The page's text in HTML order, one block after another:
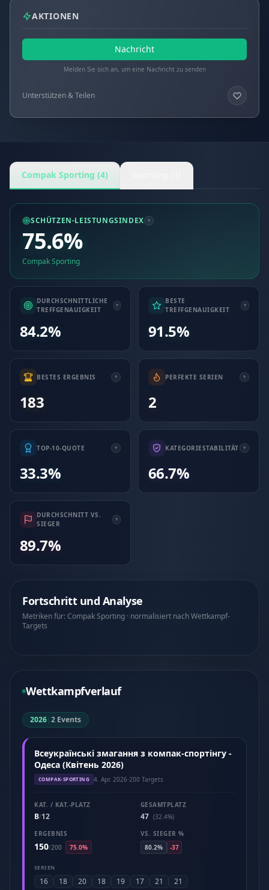
AKTIONEN
Nachricht
Melden Sie sich an, um eine Nachricht zu senden
Unterstützen & Teilen
Compak Sporting (4)
SCHÜTZEN-LEISTUNGSINDEX
75.6%
Compak Sporting
DURCHSCHNITTLICHE
TREFFGENAUIGKEIT
84.2%
BESTE
TREFFGENAUIGKEIT
91.5%
BESTES ERGEBNIS
183
PERFEKTE SERIEN
2
TOP-10-QUOTE
33.3%
KATEGORIESTABILITÄT
66.7%
DURCHSCHNITT VS.
SIEGER
89.7%
Fortschritt und Analyse
Metriken für: Compak Sporting · normalisiert nach Wettkampf-
Targets
Wettkampfverlauf
2026|2 Events
Всеукраїнські змагання з компак-спортінгу -
Одеса (Квітень 2026)
COMPAK-SPORTING 4. Apr. 2026·200 Targets
KAT. / KAT.-PLATZ
B/12
GESAMTPLATZ
47 (32.4%)
ERGEBNIS
150/200 75.0%
VS. SIEGER %
80.2%
-37
SERIEN
16 18 20 18 19 17 21 21